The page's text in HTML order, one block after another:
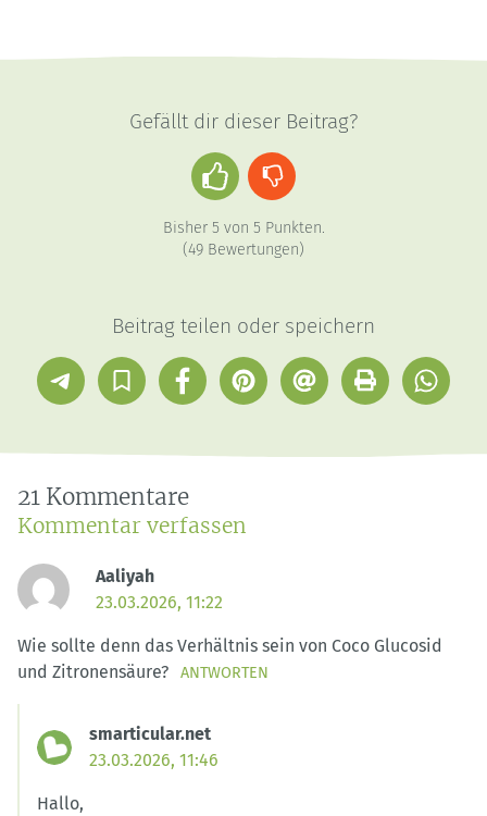
Gefällt dir dieser Beitrag?
Daumen
hoch
Daumen
runter
Bisher 5 von 5 Punkten.
(49 Bewertungen)
Beitrag teilen oder speichern
TelegramIn
Sammlung
FacebookPinterestE-
Mail
Drucken
21 Kommentare
Kommentar verfassen
Aaliyah
23.03.2026, 11:22
Wie sollte denn das Verhältnis sein von Coco Glucosid
und Zitronensäure?
ANTWORTEN
smarticular.net
23.03.2026, 11:46
Hallo,